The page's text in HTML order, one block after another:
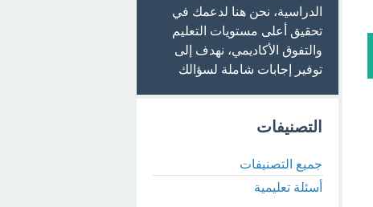
الدراسية، نحن هنا لدعمك في
تحقيق أعلى مستويات التعليم
والتفوق الأكاديمي، نهدف إلى
توفير إجابات شاملة لسؤالك
التصنيفات
جميع التصنيفات
أسئلة تعليمية